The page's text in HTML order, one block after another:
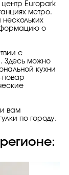
Europark
метро.
нескольких
о
с
Здесь можно
кухни
повар
вам
по городу.